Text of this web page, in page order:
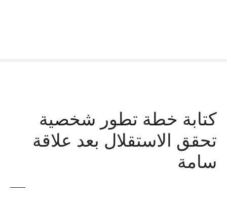
كتابة خطة تطور شخصية
تحقق الاستقلال بعد علاقة
سامة